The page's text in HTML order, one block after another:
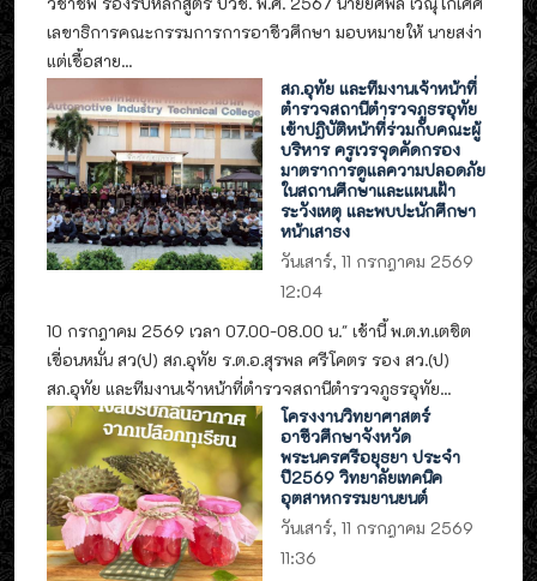
เลขาธิการคณะกรรมการการอาชีวศึกษา มอบหมายให้ นายสง่า
แต่เชื้อสาย...
สภ.อุทัย และทีมงานเจ้าหน้าที่
ตำรวจสถานีตำรวจภูธรอุทัย
เข้าปฏิบัติหน้าที่ร่วมกับคณะผู้
บริหาร ครูเวรจุดคัดกรอง
มาตราการดูแลความปลอดภัย
ในสถานศึกษาและแผนเฝ้า
ระวังเหตุ และพบปะนักศึกษา
หน้าเสาธง
วันเสาร์, 11 กรกฎาคม 2569
12:04
10 กรกฎาคม 2569 เวลา 07.00-08.00 น." เช้านี้ พ.ต.ท.เตชิต
เขื่อนหมั่น สว(ป) สภ.อุทัย ร.ต.อ.สุรพล ศรีโคตร รอง สว.(ป)
สภ.อุทัย และทีมงานเจ้าหน้าที่ตำรวจสถานีตำรวจภูธรอุทัย...
โครงงานวิทยาศาสตร์
อาชีวศึกษาจังหวัด
พระนครศรีอยุธยา ประจำ
ปี2569 วิทยาลัยเทคนิค
อุตสาหกรรมยานยนต์
วันเสาร์, 11 กรกฎาคม 2569
11:36